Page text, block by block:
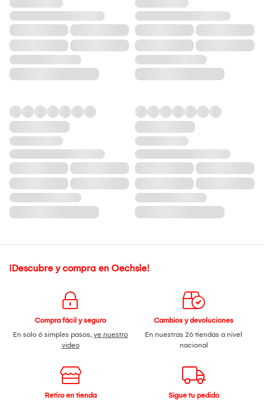
¡Descubre y compra en Oechsle!
Compra fácil y seguro
En solo 6 simples pasos, ve nuestro
video
Cambios y devoluciones
En nuestras 26 tiendas a nivel
nacional
Retiro en tienda
Sigue tu pedido